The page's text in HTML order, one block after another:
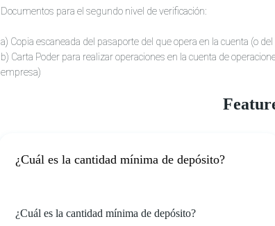
Documentos para el segundo nivel de verificación:
a) Copia escaneada del pasaporte del que opera en la cuenta (o
b) Carta Poder para realizar operaciones en la cuenta de
empresa)
¿Cuál es la cantidad mínima de depósito?
¿Cuál es la cantidad mínima de depósito?